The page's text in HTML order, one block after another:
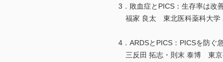
3．敗血症とPICS：生存率は改
福家 良太 東北医科薬科大学
4．ARDSとPICS：PICSを防ぐ
三反田 拓志・則末 泰博 東京